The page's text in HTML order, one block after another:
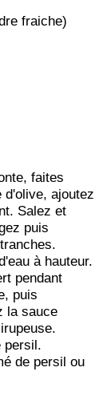
fraiche)
faites
d'olive, ajoutez
Salez et
puis
à hauteur.
pendant
puis
la sauce
persil.
de persil ou